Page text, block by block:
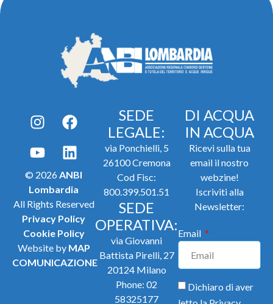
© 2026ANBI
Lombardia
All Rights Reserved
Privacy Policy
Cookie Policy
Website by MAP
COMUNICAZIONE
SEDE
LEGALE:
via Ponchielli, 5
26100 Cremona
Cod Fisc:
800.399.501.51
SEDE
OPERATIVA:
via Giovanni
Battista Pirelli, 27
20124 Milano
Phone: 02
58325177
DI ACQUA
IN ACQUA
Ricevi sulla tua
email il nostro
webzine!
Iscriviti alla
Newsletter:
Email
Dichiaro di aver